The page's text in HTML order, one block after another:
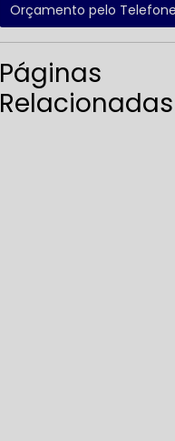
Orçamento pelo Telefone
Páginas
Relacionadas